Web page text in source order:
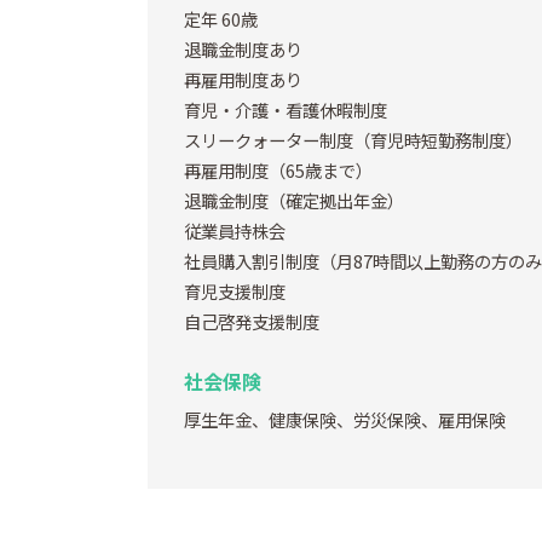
定年 60歳
退職金制度あり
再雇用制度あり
育児・介護・看護休暇制度
スリークォーター制度（育児時短勤務制度）
再雇用制度（65歳まで）
退職金制度（確定拠出年金）
従業員持株会
社員購入割引制度（月87時間以上勤務の方の
育児支援制度
自己啓発支援制度
社会保険
厚生年金、健康保険、労災保険、雇用保険